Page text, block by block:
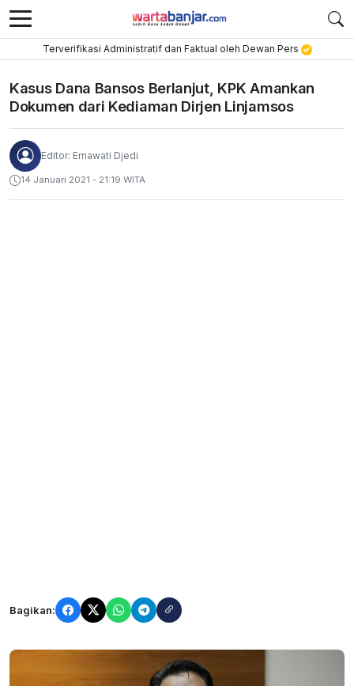
Terverifikasi Administratif dan Faktual oleh Dewan Pers
Kasus Dana Bansos Berlanjut, KPK Amankan
Dokumen dari Kediaman Dirjen Linjamsos
Editor: Ernawati Djedi
14 Januari 2021 - 21:19 WITA
Bagikan: